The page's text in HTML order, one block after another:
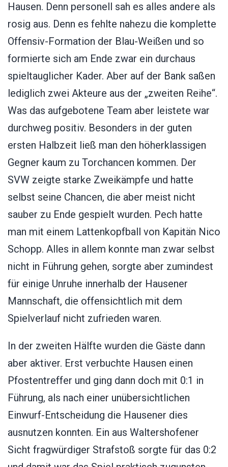
Hausen. Denn personell sah es alles andere als
rosig aus. Denn es fehlte nahezu die komplette
Offensiv-Formation der Blau-Weißen und so
formierte sich am Ende zwar ein durchaus
spieltauglicher Kader. Aber auf der Bank saßen
lediglich zwei Akteure aus der „zweiten Reihe“.
Was das aufgebotene Team aber leistete war
durchweg positiv. Besonders in der guten
ersten Halbzeit ließ man den höherklassigen
Gegner kaum zu Torchancen kommen. Der
SVW zeigte starke Zweikämpfe und hatte
selbst seine Chancen, die aber meist nicht
sauber zu Ende gespielt wurden. Pech hatte
man mit einem Lattenkopfball von Kapitän Nico
Schopp. Alles in allem konnte man zwar selbst
nicht in Führung gehen, sorgte aber zumindest
für einige Unruhe innerhalb der Hausener
Mannschaft, die offensichtlich mit dem
Spielverlauf nicht zufrieden waren.
In der zweiten Hälfte wurden die Gäste dann
aber aktiver. Erst verbuchte Hausen einen
Pfostentreffer und ging dann doch mit 0:1 in
Führung, als nach einer unübersichtlichen
Einwurf-Entscheidung die Hausener dies
ausnutzen konnten. Ein aus Waltershofener
Sicht fragwürdiger Strafstoß sorgte für das 0:2